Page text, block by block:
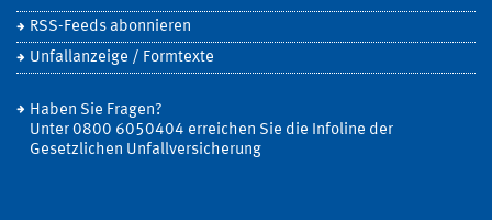
RSS-Feeds abonnieren
Unfallanzeige / Formtexte
Haben Sie Fragen?
Unter 0800 6050404 erreichen Sie die Infoline der
Gesetzlichen Unfallversicherung